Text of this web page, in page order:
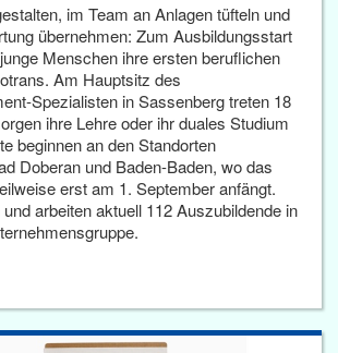
im Team an Anlagen tüfteln und
übernehmen: Zum Ausbildungsstart
Menschen ihre ersten beruflichen
Am Hauptsitz des
Spezialisten in Sassenberg treten 18
ihre Lehre oder ihr duales Studium
beginnen an den Standorten
Doberan und Baden-Baden, wo das
erst am 1. September anfängt.
arbeiten aktuell 112 Auszubildende in